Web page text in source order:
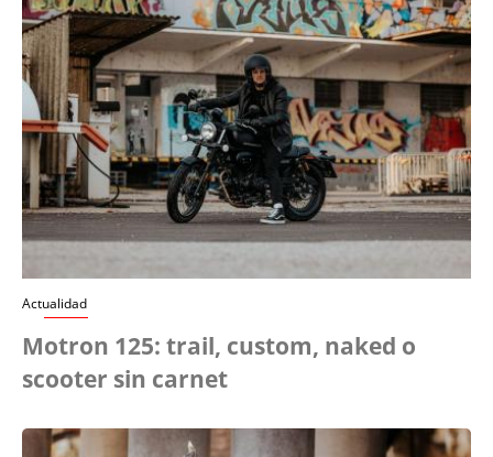
Actualidad
Motron 125: trail, custom, naked o
scooter sin carnet